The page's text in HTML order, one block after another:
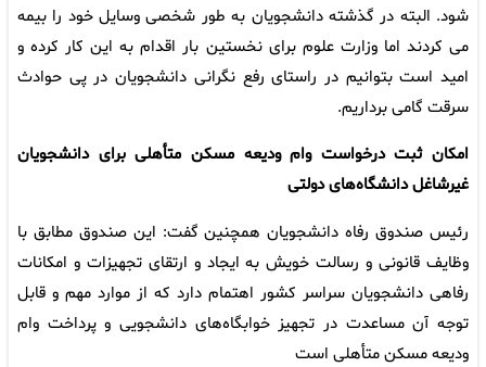
شود. البته در گذشته دانشجویان به طور شخصی وسایل خود را بیمه
می کردند اما وزارت علوم برای نخستین بار اقدام به این کار کرده و
امید است بتوانیم در راستای رفع نگرانی دانشجویان در پی حوادث
سرقت گامی برداریم.
امکان ثبت درخواست وام ودیعه مسکن متأهلی برای دانشجویان
غیرشاغل دانشگاه‌های دولتی
رئیس صندوق رفاه دانشجویان همچنین گفت: این صندوق مطابق با
وظایف قانونی و رسالت خویش به ایجاد و ارتقای تجهیزات و امکانات
رفاهی دانشجویان سراسر کشور اهتمام دارد که از موارد مهم و قابل
توجه آن مساعدت در تجهیز خوابگاه‌های دانشجویی و پرداخت وام
ودیعه مسکن متأهلی است